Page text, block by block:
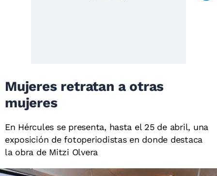
Mujeres retratan a otras
mujeres
En Hércules se presenta, hasta el 25 de abril, una
exposición de fotoperiodistas en donde destaca
la obra de Mitzi Olvera